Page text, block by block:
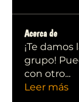
Acerca de
¡Te
grupo!
con otro...
Leer más